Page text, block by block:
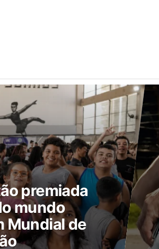
premiada
mundo
Mundial de